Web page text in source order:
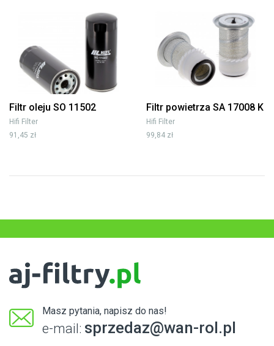
Filtr oleju SO 11502
Hifi Filter
91,45 zł
Filtr powietrza SA 17008 K
Hifi Filter
99,84 zł
Masz pytania, napisz do nas!
e-mail: sprzedaz@wan-rol.pl